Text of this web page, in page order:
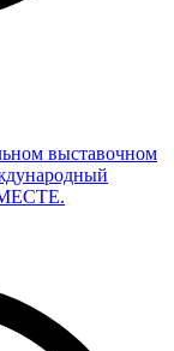
выставочном